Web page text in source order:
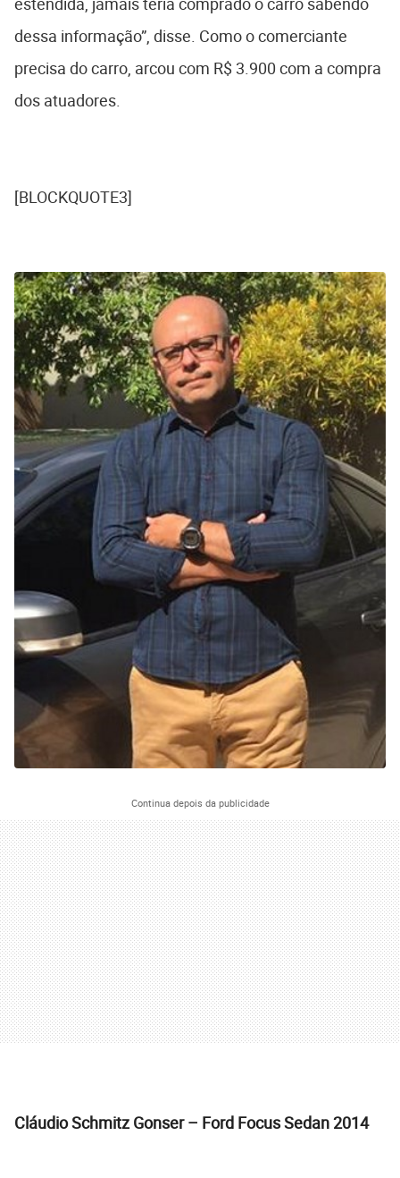
dessa informação”, disse. Como o comerciante
precisa do carro, arcou com R$ 3.900 com a compra
dos atuadores.
[BLOCKQUOTE3]
Continua depois da publicidade
Cláudio Schmitz Gonser – Ford Focus Sedan 2014